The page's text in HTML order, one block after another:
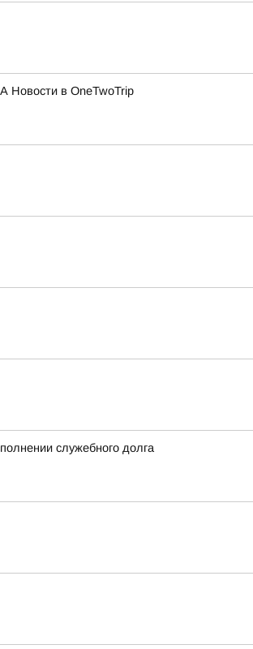
Новости в OneTwoTrip
служебного долга